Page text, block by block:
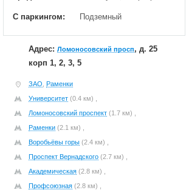
С паркингом: Подземный
Адрес: Ломоносовский просп, д. 25
корп 1, 2, 3, 5
ЗАО Раменки
Университет (0.4 км) ,
Ломоносовский проспект (1.7 км) ,
Раменки (2.1 км) ,
Воробьёвы горы (2.4 км) ,
Проспект Вернадского (2.7 км) ,
Академическая (2.8 км) ,
Профсоюзная (2.8 км) ,